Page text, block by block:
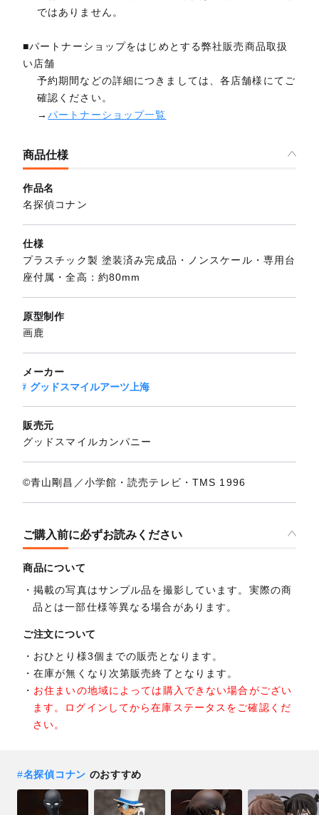
ではありません。
■パートナーショップをはじめとする弊社販売商品取扱
い店舗
予約期間などの詳細につきましては、各店舗様にてご
確認ください。
→パートナーショップ一覧
商品仕様
作品名
名探偵コナン
仕様
プラスチック製 塗装済み完成品・ノンスケール・専用台
座付属・全高：約80mm
原型制作
画鹿
メーカー
グッドスマイルアーツ上海
販売元
グッドスマイルカンパニー
©青山剛昌／小学館・読売テレビ・TMS 1996
ご購入前に必ずお読みください
商品について
掲載の写真はサンプル品を撮影しています。実際の商
品とは一部仕様等異なる場合があります。
ご注文について
おひとり様3個までの販売となります。
在庫が無くなり次第販売終了となります。
お住まいの地域によっては購入できない場合がござい
ます。ログインしてから在庫ステータスをご確認くだ
さい。
#名探偵コナン のおすすめ